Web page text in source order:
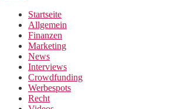
Startseite
Allgemein
Finanzen
Marketing
News
Interviews
Crowdfunding
Werbespots
Recht